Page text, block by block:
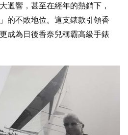
迴響，甚至在經年的熱銷下，
的不敗地位。這支錶款引領香
成為日後香奈兒稱霸高級手錶